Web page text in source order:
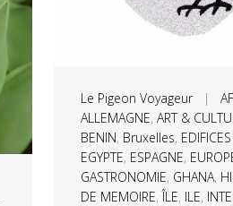
Le Pigeon Voyageur|
ALLEMAGNE, ART &
BENIN, Bruxelles,
EGYPTE, ESPAGNE,
GASTRONOMIE, GHANA,
DE MEMOIRE,ÎLE, ILE,